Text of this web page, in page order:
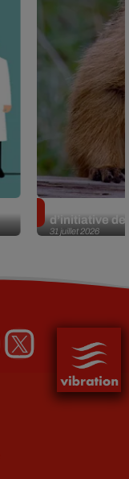
31 juillet 2026
d’initiative